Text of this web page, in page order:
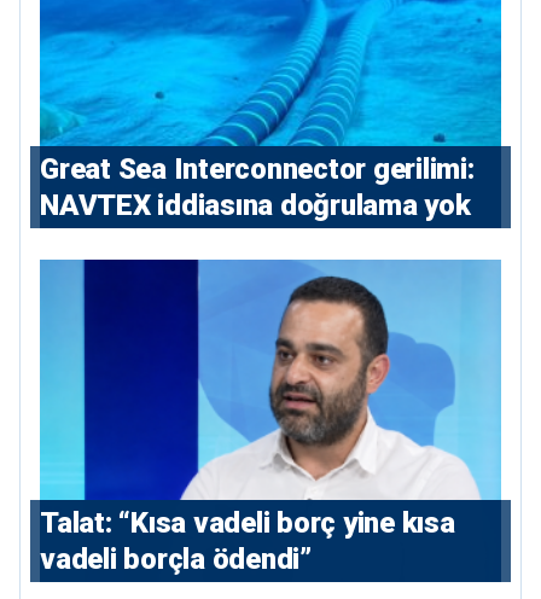
Great Sea Interconnector gerilimi:
NAVTEX iddiasına doğrulama yok
Talat: “Kısa vadeli borç yine kısa
vadeli borçla ödendi”